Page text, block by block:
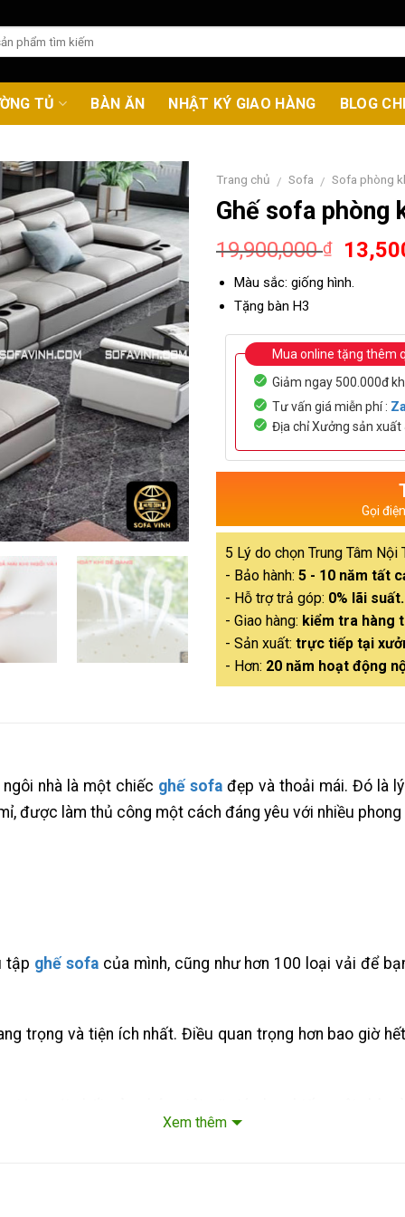
TỦ BÀN ĂN NHẬT KÝ GIAO HÀNG BLOG
Trang chủ / Sofa / Sofa phòng
Ghế sofa phòng
19,900,000₫
price
was:
Màu sắc: giống hình.
Tặng bàn H3
Mua online tặng thêm
Giảm ngay 500.000đ
Tư vấn giá miễn phí :
Địa chỉ Xưởng sản
Gọi
5 Lý do chọn Trung Tâm
- Bảo hành: 5 - 10 năm tất
- Hỗ trợ trả góp: 0% lãi suất.
- Giao hàng: kiểm tra hàng
- Sản xuất: trực tiếp tại
- Hơn: 20 năm hoạt động
nhà là một chiếc ghế sofa đẹp và thoải mái. Đó là
được làm thủ công một cách đáng yêu với nhiều
tập ghế sofacủa mình, cũng như hơn 100 loại vải để
trọng và tiện ích nhất. Điều quan trọng hơn bao giờ
Xem thêm